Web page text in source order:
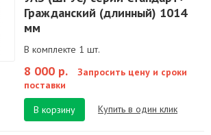
Гражданский (длинный) 1014
мм
В комплекте 1 шт.
8 000 р.
Запросить цену и сроки
поставки
В корзину
Купить в один клик